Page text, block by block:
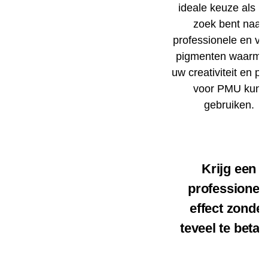
ideale keuze als u
zoek bent naar
professionele en
pigmenten
uw creativiteit en
voor PMU kunt
gebruiken.
Krijg een
effect zonder
teveel te